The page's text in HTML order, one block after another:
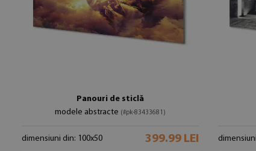
Panouri de sticlă
modele abstracte (#pk-83433681)
dimensiuni din: 100x50 399.99 LEI